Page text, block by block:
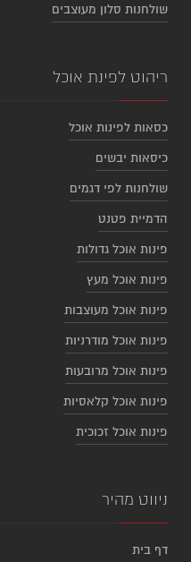
שולחנות סלון מעוצבים
ריהוט לפינת אוכל
כסאות לפינות אוכל
כיסאות יבשים
שולחנות לפי דגמים
הדמיית פטנט
פינות אוכל גדולות
פינות אוכל מעץ
פינות אוכל מעוצבות
פינות אוכל מודרניות
פינות אוכל מרובעות
פינות אוכל קלאסיות
פינות אוכל זכוכית
ניווט מהיר
דף בית